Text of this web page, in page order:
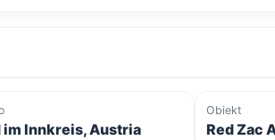
im Innkreis, Austria
Obiekt
Red Zac